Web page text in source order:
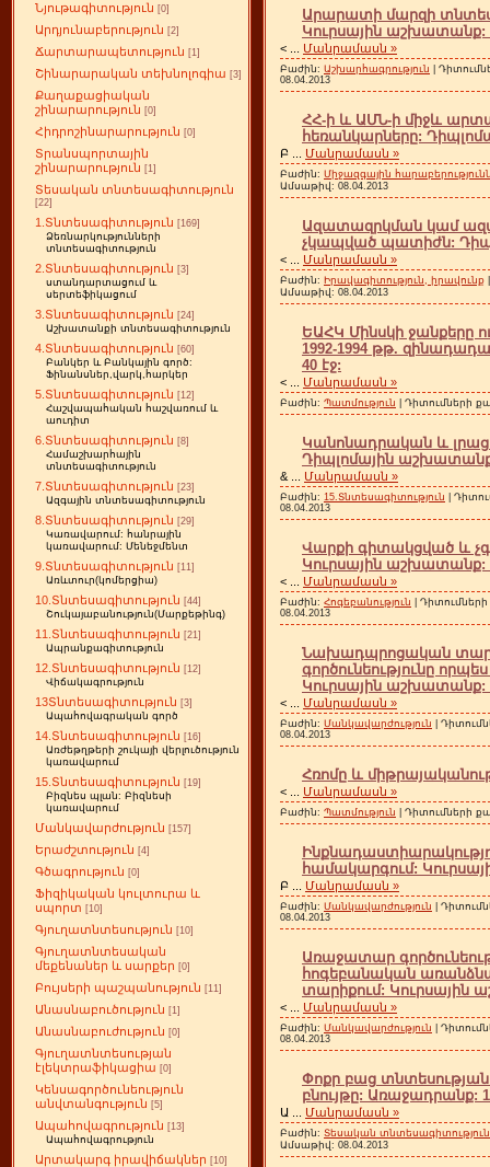
Նյութագիտություն [0]
Արդյունաբերություն [2]
Ճարտարապետություն [1]
Շինարարական տեխնոլոգիա [3]
Քաղաքացիական
շինարարություն [0]
Հիդրոշինարարություն [0]
Տրանսպորտային
շինարարություն [1]
Տեսական տնտեսագիտություն
[22]
1.Տնտեսագիտություն [169]
Ձեռնարկությունների
տնտեսագիտություն
2.Տնտեսագիտություն [3]
ստանդարտացում և
սերտեֆիկացում
3.Տնտեսագիտություն [24]
Աշխատանքի տնտեսագիտություն
4.Տնտեսագիտություն [60]
Բանկեր և Բանկային գործ:
Ֆինանսներ,վարկ,հարկեր
5.Տնտեսագիտություն [12]
Հաշվապահական հաշվառում և
աուդիտ
6.Տնտեսագիտություն [8]
Համաշխարհային
տնտեսագիտություն
7.Տնտեսագիտություն [23]
Ազգային տնտեսագիտություն
8.Տնտեսագիտություն [29]
Կառավարում: հանրային
կառավարում: Մենեջմենտ
9.Տնտեսագիտություն [11]
Առևտուր(կոմերցիա)
10.Տնտեսագիտություն [44]
Շուկայաբանություն(Մարքեթինգ)
11.Տնտեսագիտություն [21]
Ապրանքագիտություն
12.Տնտեսագիտություն [12]
Վիճակագրություն
13Տնտեսագիտություն [3]
Ապահովագրական գործ
14.Տնտեսագիտություն [16]
Առժեթղթերի շուկայի վերլուծություն
կառավարում
15.Տնտեսագիտություն [19]
Բիզնես պլան: Բիզնեսի
կառավարում
Մանկավարժություն [157]
Երաժշտություն [4]
Գծագրություն [0]
Ֆիզիկական կուլտուրա և
սպորտ [10]
Գյուղատնտեսություն [10]
Գյուղատնտեսական
մեքենաներ և սարքեր [0]
Բույսերի պաշպանություն [11]
Անասնաբուծություն [1]
Անասնաբուժություն [0]
Գյուղատնտեսության
էլեկտրաֆիկացիա [0]
Կենսագործունեություն
անվտանգություն [5]
Ապահովագրություն [13]
Ապահովագրություն
Արտակարգ իրավիճակներ [10]
Արարատի մարզի
Կուրսային աշխատանք:
< Մանրամասն »
Բաժին: Աշխարհագրություն |
08.04.2013
ՀՀ-ի և ԱՄՆ-ի միջև
հեռանկարները:
Բ Մանրամասն »
Բաժին: Միջազգային
Ամսաթիվ: 08.04.2013
Ազատազրկման կամ
չկապված պատիժն:
< Մանրամասն »
Բաժին: Իրավագիտություն, իրավունք
Ամսաթիվ: 08.04.2013
ԵԱՀԿ Մինսկի
1992-1994 թթ.
40 էջ:
< Մանրամասն »
Բաժին: Պատմություն | Դիտումների
Կանոնադրական և
Դիպլոմային
& Մանրամասն »
Բաժին: 15.Տնտեսագիտություն |
08.04.2013
Վարքի գիտակցված և
Կուրսային աշխատանք:
< Մանրամասն »
Բաժին: Հոգեբանություն |
08.04.2013
Նախադպրոցական
գործունեությունը
Կուրսային աշխատանք:
< Մանրամասն »
Բաժին: Մանկավարժություն |
08.04.2013
Հռոմը և
< Մանրամասն »
Բաժին: Պատմություն | Դիտումների
համակարգում:
Բ Մանրամասն »
Բաժին: Մանկավարժություն |
08.04.2013
Առաջատար
հոգեբանական
տարիքում: Կուրսային
< Մանրամասն »
Բաժին: Մանկավարժություն |
08.04.2013
Փոքր բաց
բնույթը: Առաջադրանք:
Ա Մանրամասն »
Բաժին: Տեսական տնտեսագիտություն
Ամսաթիվ: 08.04.2013